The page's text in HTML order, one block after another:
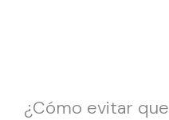
¿Cómo evitar que